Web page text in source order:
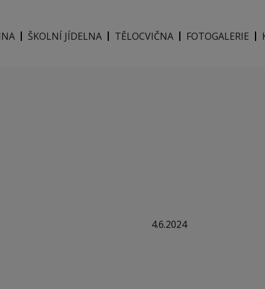
ŠKOLNÍ JÍDELNA TĚLOCVIČNA FOTOGALERIE
4.6.2024